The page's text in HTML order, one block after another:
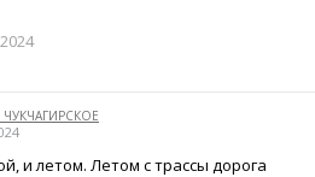
и летом. Летом с трассы дорога